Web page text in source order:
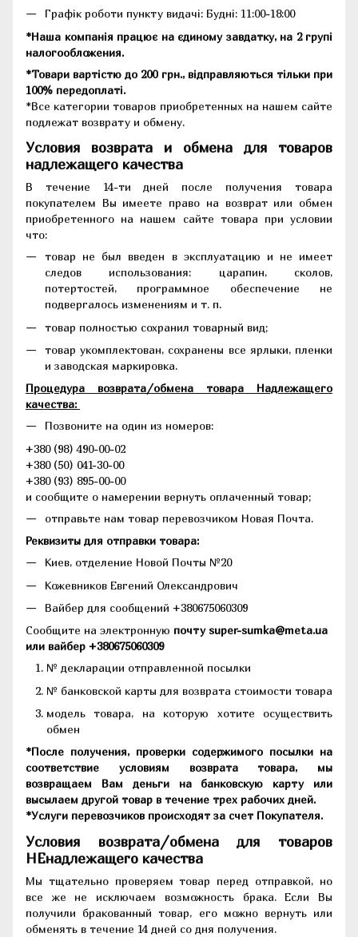
Графік роботи пункту видачі: Будні: 11:00-18:00
*Наша компанія працює на єдиному завдатку, на 2 групі
налогообложения.
*Товари вартістю до 200 грн., відправляються тільки при
100% передоплаті.
*Все категории товаров приобретенных на нашем сайте
подлежат возврату и обмену.
Условия возврата и обмена для товаров
надлежащего качества
В течение 14-ти дней после получения товара
покупателем Вы имеете право на возврат или обмен
приобретенного на нашем сайте товара при условии
что:
товар не был введен в эксплуатацию и не имеет
следов использования: царапин, сколов,
потертостей, программное обеспечение не
подвергалось изменениям и т. п.
товар полностью сохранил товарный вид;
товар укомплектован, сохранены все ярлыки, пленки
и заводская маркировка.
Процедура возврата/обмена товара Надлежащего
качества:
Позвоните на один из номеров:
+380 (98) 490-00-02
+380 (50) 041-30-00
+380 (93) 895-00-00
и сообщите о намерении вернуть оплаченный товар;
отправьте нам товар перевозчиком Новая Почта.
Реквизиты для отправки товара:
Киев, отделение Новой Почты №20
Кожевников Евгений Олександрович
Вайбер для сообщений +380675060309
Сообщите на электронную почту super-sumka@meta.ua
или вайбер +380675060309
№ декларации отправленной посылки
№ банковской карты для возврата стоимости товара
модель товара, на которую хотите осуществить
обмен
*После получения, проверки содержимого посылки на
соответствие условиям возврата товара, мы
возвращаем Вам деньги на банковскую карту или
высылаем другой товар в течение трех рабочих дней.
*Услуги перевозчиков происходят за счет Покупателя.
Условия возврата/обмена для товаров
НЕнадлежащего качества
Мы тщательно проверяем товар перед отправкой, но
все же не исключаем возможность брака. Если Вы
получили бракованный товар, его можно вернуть или
обменять в течение 14 дней со дня получения.